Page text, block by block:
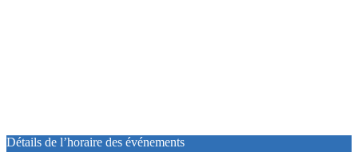
Détails de l’horaire des événements